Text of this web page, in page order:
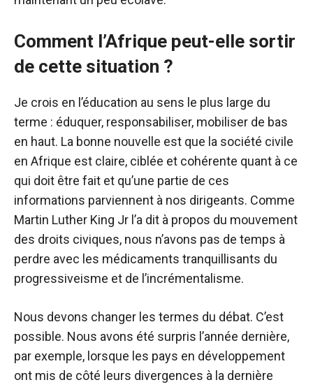
Comment l’Afrique peut-elle sortir
de cette situation ?
Je crois en l’éducation au sens le plus large du
terme : éduquer, responsabiliser, mobiliser de bas
en haut. La bonne nouvelle est que la société civile
en Afrique est claire, ciblée et cohérente quant à ce
qui doit être fait et qu’une partie de ces
informations parviennent à nos dirigeants. Comme
Martin Luther King Jr l’a dit à propos du mouvement
des droits civiques, nous n’avons pas de temps à
perdre avec les médicaments tranquillisants du
progressiveisme et de l’incrémentalisme.
Nous devons changer les termes du débat. C’est
possible. Nous avons été surpris l’année dernière,
par exemple, lorsque les pays en développement
ont mis de côté leurs divergences à la dernière